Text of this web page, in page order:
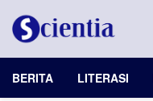
BERITA LITERASI